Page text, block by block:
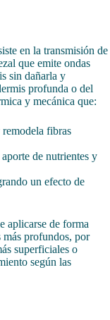
en la transmisión de
que emite ondas
sin dañarla y
profunda o del
y mecánica que:
remodela fibras
de nutrientes y
un efecto de
aplicarse de forma
más profundos, por
superficiales o
según las